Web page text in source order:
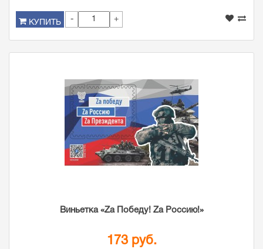
КУПИТЬ - +
Виньетка «Zа Победу! Zа Россию!»
173 руб.